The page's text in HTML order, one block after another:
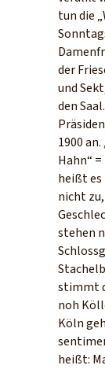
tun die
der
und
den
1900
Hahn“
heißt
nicht
stehen
stimmt
noh
Köln
heißt: